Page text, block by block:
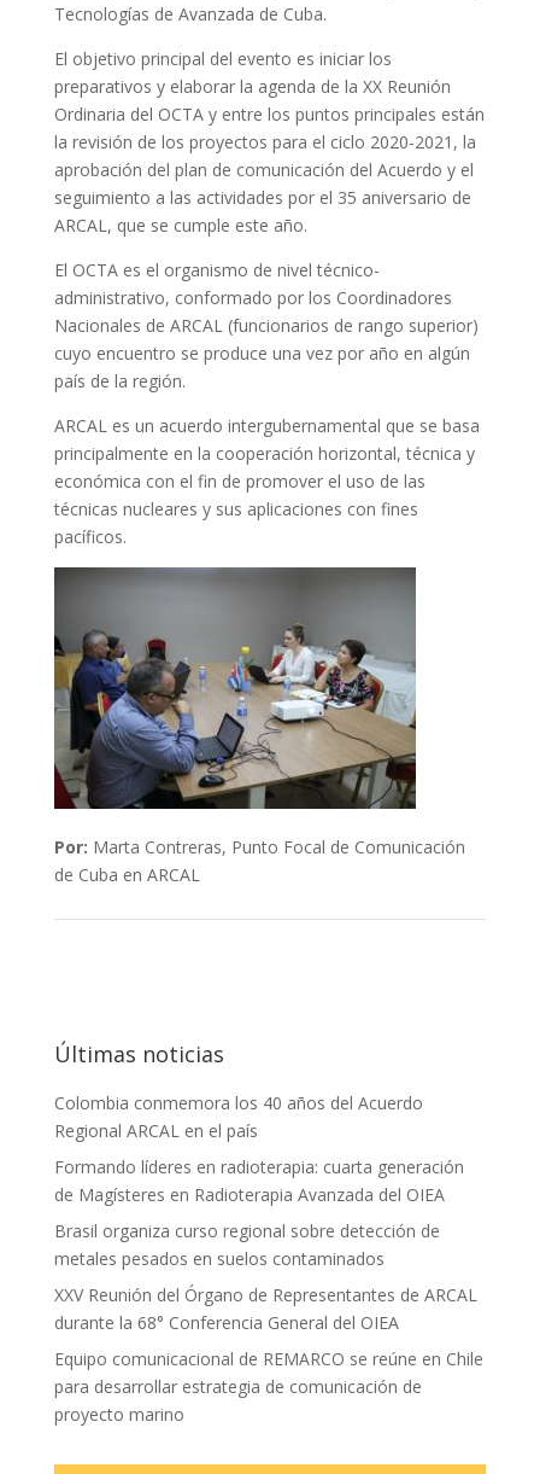
Tecnologías de Avanzada de Cuba.
El objetivo principal del evento es iniciar los
preparativos y elaborar la agenda de la XX Reunión
Ordinaria del OCTA y entre los puntos principales están
la revisión de los proyectos para el ciclo 2020-2021, la
aprobación del plan de comunicación del Acuerdo y el
seguimiento a las actividades por el 35 aniversario de
ARCAL, que se cumple este año.
El OCTA es el organismo de nivel técnico-
administrativo, conformado por los Coordinadores
Nacionales de ARCAL (funcionarios de rango superior)
cuyo encuentro se produce una vez por año en algún
país de la región.
ARCAL es un acuerdo intergubernamental que se basa
principalmente en la cooperación horizontal, técnica y
económica con el fin de promover el uso de las
técnicas nucleares y sus aplicaciones con fines
pacíficos.
Por: Marta Contreras, Punto Focal de Comunicación
de Cuba en ARCAL
Últimas noticias
Colombia conmemora los 40 años del Acuerdo
Regional ARCAL en el país
Formando líderes en radioterapia: cuarta generación
de Magísteres en Radioterapia Avanzada del OIEA
Brasil organiza curso regional sobre detección de
metales pesados en suelos contaminados
XXV Reunión del Órgano de Representantes de ARCAL
durante la 68° Conferencia General del OIEA
Equipo comunicacional de REMARCO se reúne en Chile
para desarrollar estrategia de comunicación de
proyecto marino